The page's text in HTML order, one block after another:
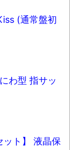
(通常盤初
わ型 指サッ
ト】 液晶保